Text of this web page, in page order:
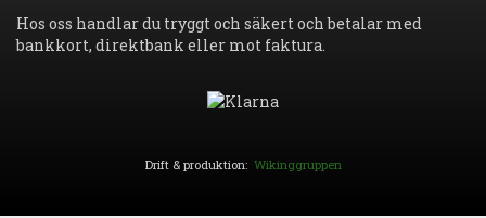
Hos oss handlar du tryggt och säkert och betalar med
bankkort, direktbank eller mot faktura.
Drift & produktion: Wikinggruppen